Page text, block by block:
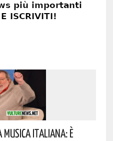
Musica Italiana: È